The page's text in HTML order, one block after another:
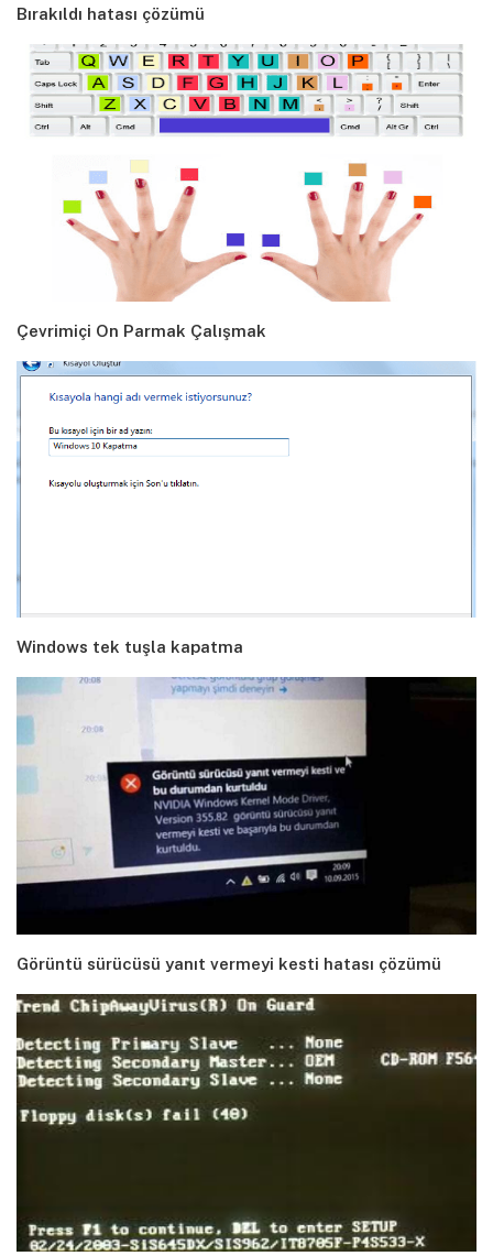
Bırakıldı hatası çözümü
Çevrimiçi On Parmak Çalışmak
Windows tek tuşla kapatma
Görüntü sürücüsü yanıt vermeyi kesti hatası çözümü